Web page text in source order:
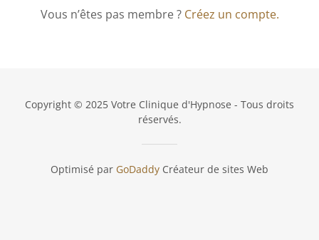
Vous n’êtes pas membre ? Créez un compte.
Copyright © 2025 Votre Clinique d'Hypnose - Tous droits
réservés.
Optimisé par GoDaddy Créateur de sites Web